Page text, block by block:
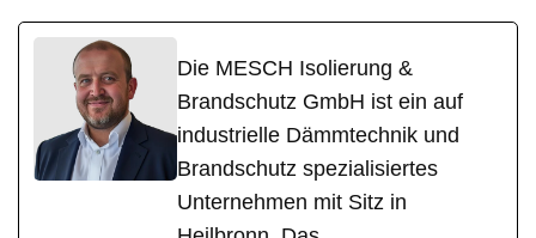
Die MESCH Isolierung &
Brandschutz GmbH ist ein auf
industrielle Dämmtechnik und
Brandschutz spezialisiertes
Unternehmen mit Sitz in